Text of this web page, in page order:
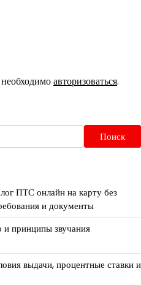
авторизоваться.
Поиск
ПТС онлайн на карту без
и документы
и принципы звучания
выдачи, процентные ставки и